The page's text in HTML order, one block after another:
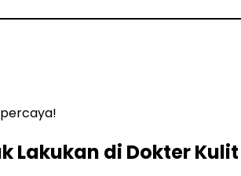
Lakukan di Dokter